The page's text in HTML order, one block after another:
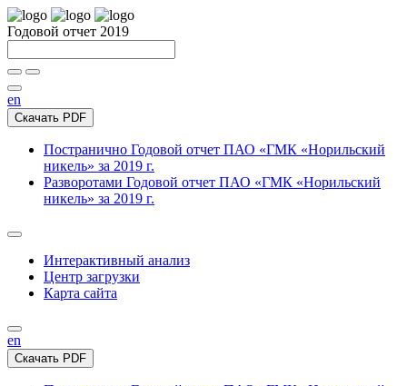
Годовой отчет 2019
en
Скачать PDF
Постранично Годовой отчет ПАО «ГМК «Норильский
никель» за 2019 г.
Разворотами Годовой отчет ПАО «ГМК «Норильский
никель» за 2019 г.
Интерактивный анализ
Центр загрузки
Карта сайта
en
Скачать PDF